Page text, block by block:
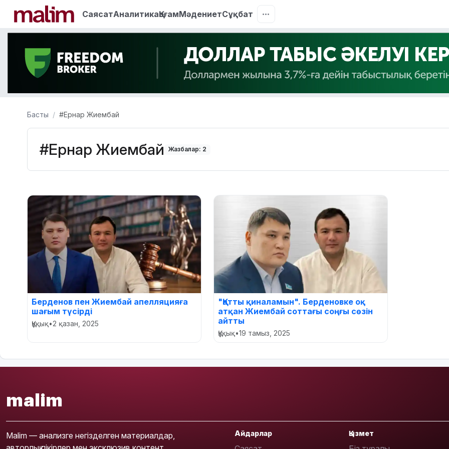
СаясатАналитикаҚоғамМәдениетСұқбат
Басты #Ернар Жиембай
#Ернар Жиембай Жазбалар: 2
Берденов пен Жиембай апелляцияға
шағым түсірді
Құқық•2 қазан, 2025
"Қатты қиналамын". Берденовке оқ
атқан Жиембай соттағы соңғы сөзін
айтты
Құқық•19 тамыз, 2025
malim
Malim — анализге негізделген материалдар,
Айдарлар Қызмет